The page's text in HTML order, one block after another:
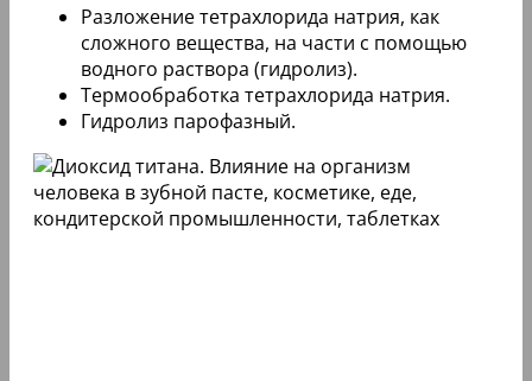
Разложение тетрахлорида натрия, как
сложного вещества, на части с помощью
водного раствора (гидролиз).
Термообработка тетрахлорида натрия.
Гидролиз парофазный.